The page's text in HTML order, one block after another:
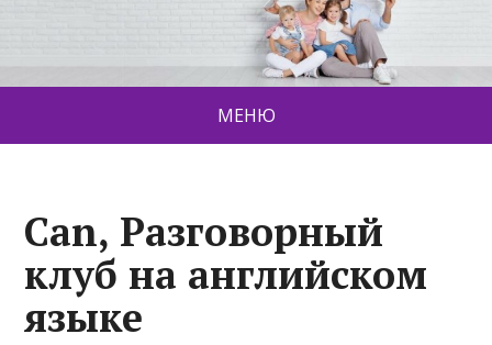
МЕНЮ
Can, Разговорный
клуб на английском
языке